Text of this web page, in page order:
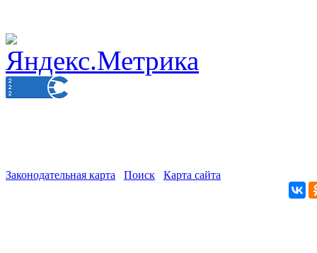
Законодательная карта Поиск Карта сайта